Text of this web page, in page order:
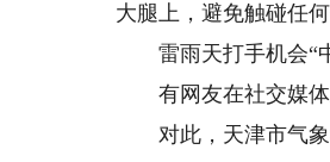
大腿上，避免触碰任
雷雨天打手机会“
有网友在社交媒体
对此，天津市气象